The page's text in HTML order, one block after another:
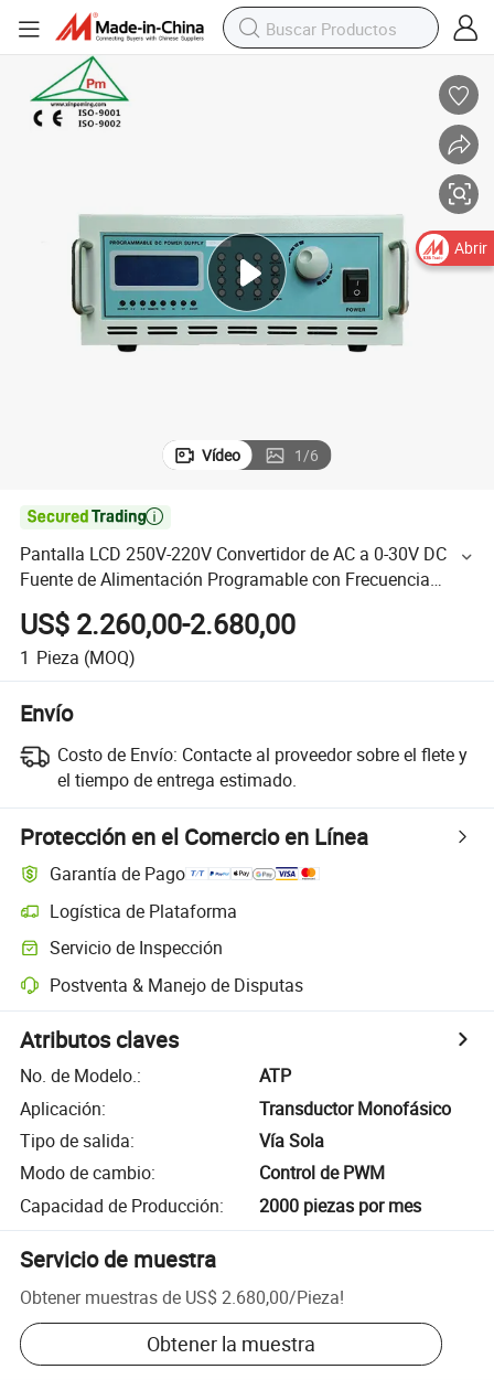
Vídeo 1/6

Pantalla LCD 250V-220V Convertidor de AC a 0-30V DC
Fuente de Alimentación Programable con Frecuencia
Ajustable 0-2400W a Precio de Fábrica
US$ 2.260,00-2.680,00
1 Pieza (MOQ)
Envío
Costo de Envío: Contacte al proveedor sobre el flete y
el tiempo de entrega estimado.
Protección en el Comercio en Línea
Garantía de Pago
Logística de Plataforma
Servicio de Inspección
Postventa & Manejo de Disputas
Atributos claves
No. de Modelo.:
ATP
Aplicación:
Transductor Monofásico
Tipo de salida:
Vía Sola
Modo de cambio:
Control de PWM
Capacidad de Producción: 2000 piezas por mes
Servicio de muestra
Obtener muestras de US$ 2.680,00/Pieza!
Obtener la muestra
Abrir